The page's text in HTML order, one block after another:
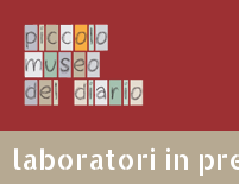
laboratori in